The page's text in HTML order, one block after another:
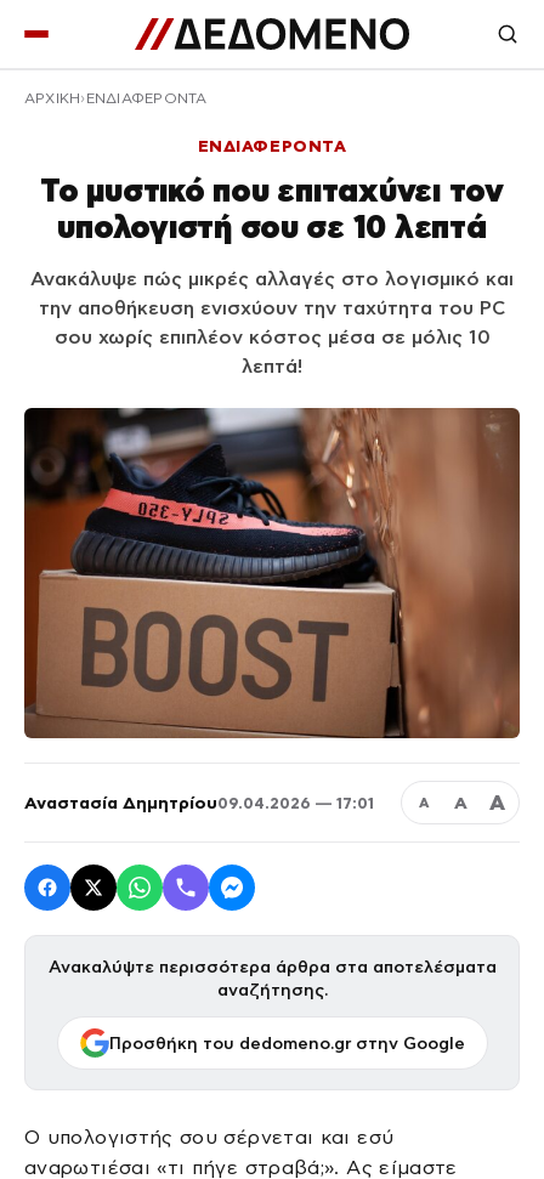
ΑΡΧΙΚΉ ΕΝΔΙΑΦΕΡΟΝΤΑ
ΕΝΔΙΑΦΕΡΟΝΤΑ
Το μυστικό που επιταχύνει τον
υπολογιστή σου σε 10 λεπτά
Ανακάλυψε πώς μικρές αλλαγές στο λογισμικό και
την αποθήκευση ενισχύουν την ταχύτητα του PC
σου χωρίς επιπλέον κόστος μέσα σε μόλις 10
λεπτά!
Αναστασία Δημητρίου09.04.2026 — 17:01 Α Α Α
Ανακαλύψτε περισσότερα άρθρα στα αποτελέσματα
αναζήτησης.
Προσθήκη του dedomeno.gr στην Google
Ο υπολογιστής σου σέρνεται και εσύ
αναρωτιέσαι «τι πήγε στραβά;». Ας είμαστε